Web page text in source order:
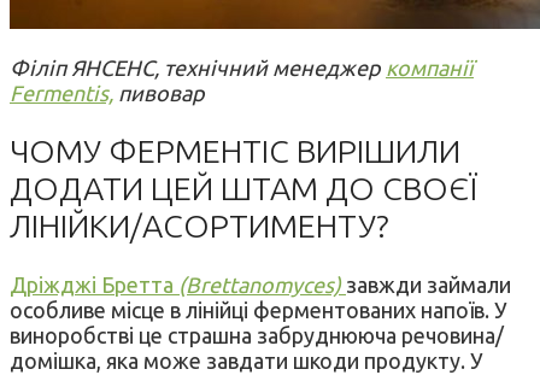
Філіп ЯНСЕНС, технічний менеджер компанії
Fermentis, пивовар
ЧОМУ ФЕРМЕНТІС ВИРІШИЛИ
ДОДАТИ ЦЕЙ ШТАМ ДО СВОЄЇ
ЛІНІЙКИ/АСОРТИМЕНТУ?
Дріжджі Бретта (Brettanomyces) завжди займали
особливе місце в лінійці ферментованих напоїв. У
виноробстві це страшна забруднююча речовина/
домішка, яка може завдати шкоди продукту. У